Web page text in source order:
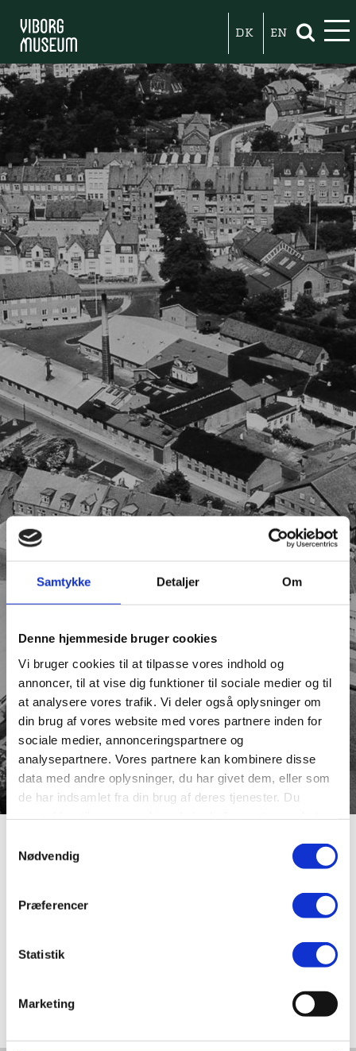
Samtykke Detaljer Om
Denne hjemmeside bruger cookies
Vi bruger cookies til at tilpasse vores indhold og
annoncer, til at vise dig funktioner til sociale medier og til
at analysere vores trafik. Vi deler også oplysninger om
din brug af vores website med vores partnere inden for
sociale medier, annonceringspartnere og
analysepartnere. Vores partnere kan kombinere disse
data med andre oplysninger, du har givet dem, eller som
de har indsamlet fra din brug af deres tjenester. Du
Nødvendig
Præferencer
Statistik
Marketing
DK EN
Skriversvej
Vejen i Overlund-området er opkaldt efter Husmand Chr.
eftersom en forfader havde været byskriver i Viborg. På
en udstykning fra Blakmosegård opførte han et